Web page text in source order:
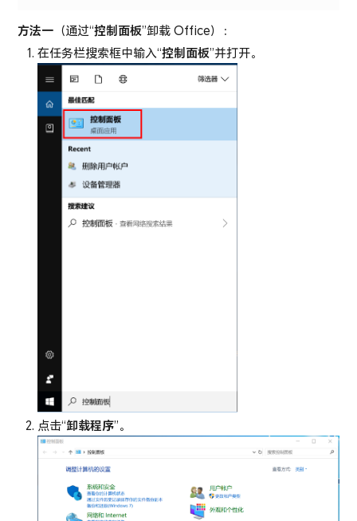
方法一 （通过“控制面板”卸载 Office）：
在任务栏搜索框中输入“控制面板”并打开。
点击“卸载程序”。